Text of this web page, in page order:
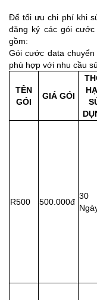
Để tối ưu chi phí khi
đăng ký các gói
gồm:
Gói cước data
phù hợp với nhu cầu
TÊN
GÓI
GIÁ GÓI
R500 500.000đ
30